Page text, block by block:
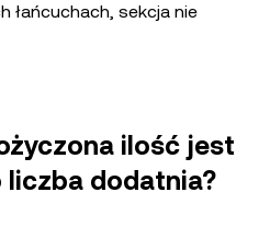
łańcuchach, sekcja nie
ilość jest
dodatnia?